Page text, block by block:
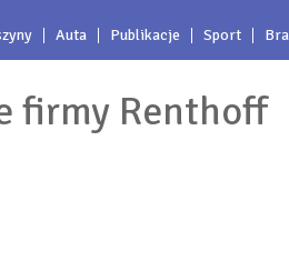
Auta Publikacje Sport
firmy Renthoff